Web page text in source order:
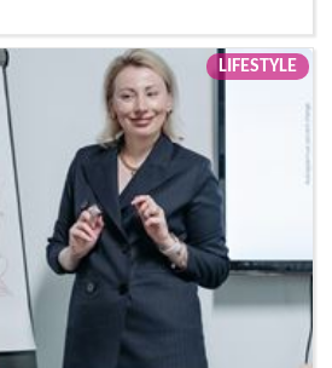
LIFESTYLE